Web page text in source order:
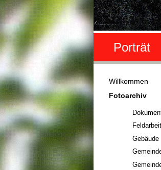
Porträt
Willkommen
Fotoarchiv
Feldarbeit
Gebäude